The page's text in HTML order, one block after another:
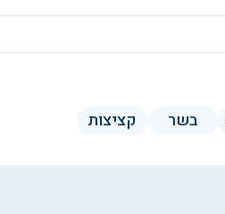
בשר קציצות